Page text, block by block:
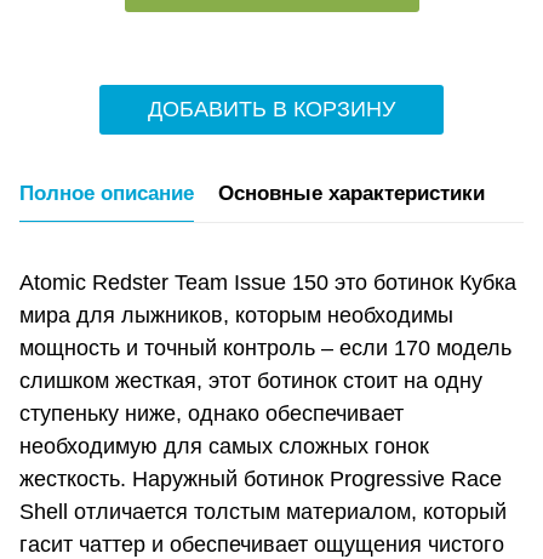
ДОБАВИТЬ В КОРЗИНУ
Полное описание Основные характеристики
Atomic Redster Team Issue 150 это ботинок Кубка
мира для лыжников, которым необходимы
мощность и точный контроль – если 170 модель
слишком жесткая, этот ботинок стоит на одну
ступеньку ниже, однако обеспечивает
необходимую для самых сложных гонок
жесткость. Наружный ботинок Progressive Race
Shell отличается толстым материалом, который
гасит чаттер и обеспечивает ощущения чистого